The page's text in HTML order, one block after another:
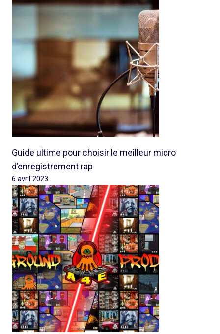
Guide ultime pour choisir le meilleur micro
d’enregistrement rap
6 avril 2023